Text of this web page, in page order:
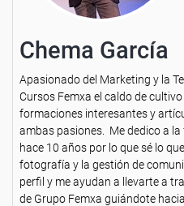
Chema García
Apasionado del Marketing y la
Cursos Femxa el caldo de
formaciones interesantes y
ambas pasiones. Me dedico a
hace 10 años por lo que sé lo
fotografía y la gestión de
perfil y me ayudan a llevarte a
de Grupo Femxa guiándote